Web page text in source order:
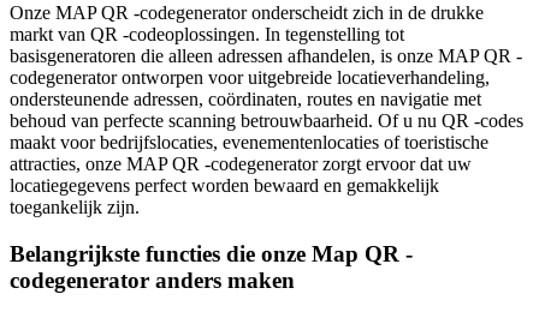
Onze MAP QR -codegenerator onderscheidt zich in de drukke
markt van QR -codeoplossingen. In tegenstelling tot
basisgeneratoren die alleen adressen afhandelen, is onze MAP QR -
codegenerator ontworpen voor uitgebreide locatieverhandeling,
ondersteunende adressen, coördinaten, routes en navigatie met
behoud van perfecte scanning betrouwbaarheid. Of u nu QR -codes
maakt voor bedrijfslocaties, evenementenlocaties of toeristische
attracties, onze MAP QR -codegenerator zorgt ervoor dat uw
locatiegegevens perfect worden bewaard en gemakkelijk
toegankelijk zijn.
Belangrijkste functies die onze Map QR -
codegenerator anders maken